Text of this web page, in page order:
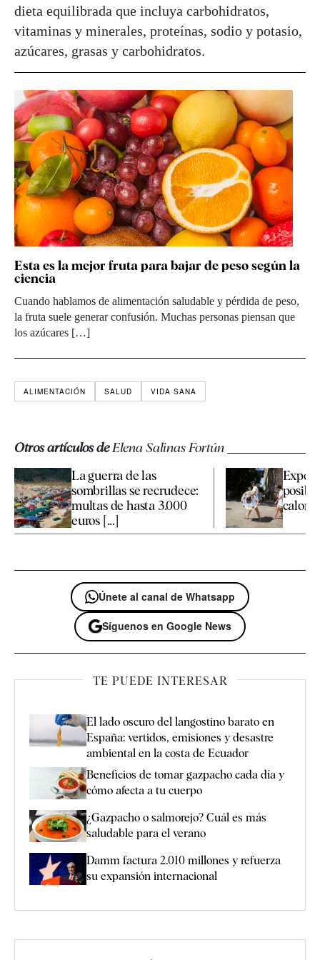
dieta equilibrada que incluya carbohidratos,
vitaminas y minerales, proteínas, sodio y potasio,
azúcares, grasas y carbohidratos.
Esta es la mejor fruta para bajar de peso según la
ciencia
Cuando hablamos de alimentación saludable y pérdida de peso,
la fruta suele generar confusión. Muchas personas piensan que
los azúcares […]
ALIMENTACIÓN SALUD VIDA SANA
Otros artículos deElena Salinas Fortún
La guerra de las
sombrillas se recrudece:
multas de hasta 3.000
euros [...]
calor
Únete al canal de Whatsapp
Síguenos en Google News
TE PUEDE INTERESAR
El lado oscuro del langostino barato en
España: vertidos, emisiones y desastre
ambiental en la costa de Ecuador
Beneficios de tomar gazpacho cada día y
cómo afecta a tu cuerpo
¿Gazpacho o salmorejo? Cuál es más
saludable para el verano
Damm factura 2.010 millones y refuerza
su expansión internacional